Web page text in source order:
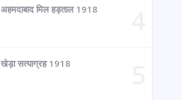
अहमदाबाद मिल हड़ताल 1918
खेड़ा सत्याग्रह 1918